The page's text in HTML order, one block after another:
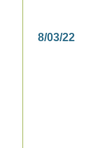
8/03/22